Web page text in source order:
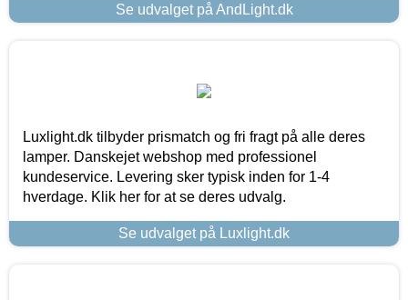
Se udvalget på AndLight.dk
Luxlight.dk tilbyder prismatch og fri fragt på alle deres
lamper. Danskejet webshop med professionel
kundeservice. Levering sker typisk inden for 1-4
hverdage. Klik her for at se deres udvalg.
Se udvalget på Luxlight.dk